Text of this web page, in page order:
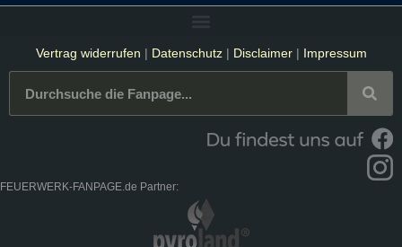
Vertrag widerrufen | Datenschutz| Disclaimer| Impressum
FEUERWERK-FANPAGE.de Partner: